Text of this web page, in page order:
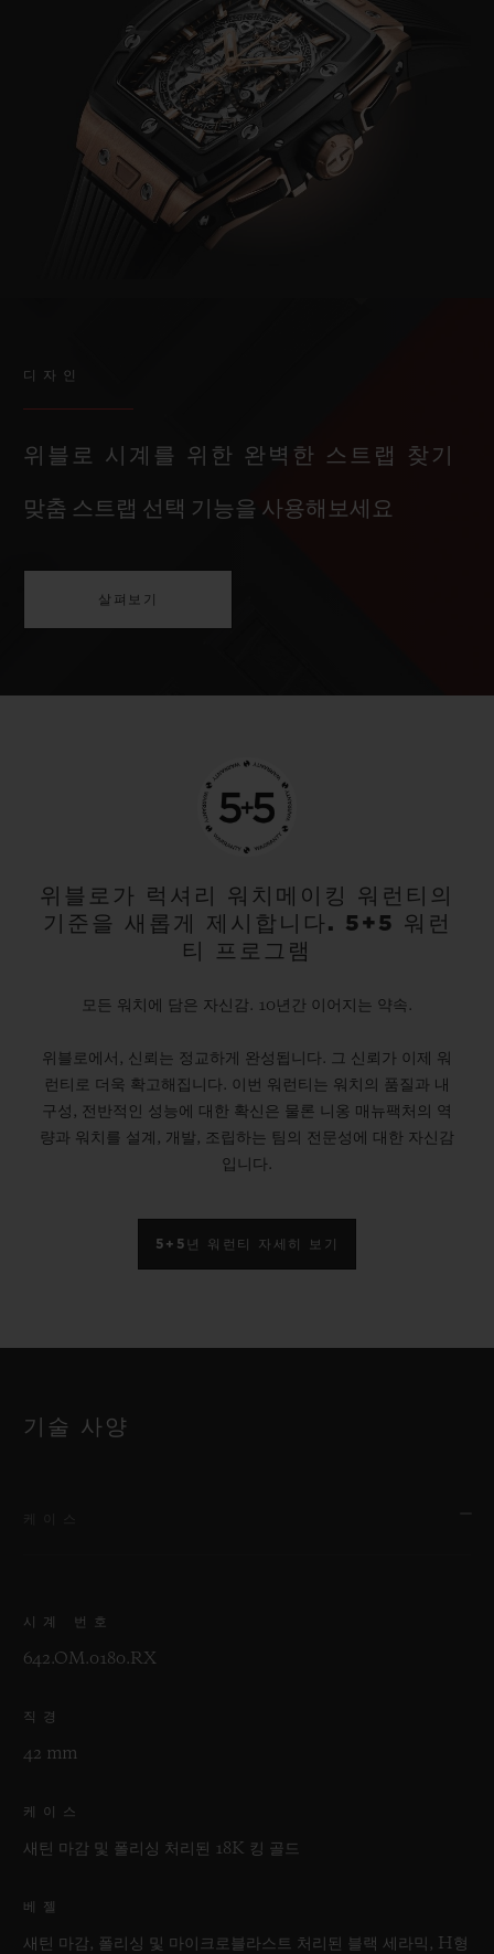
디자인
위블로 시계를 위한 완벽한 스트랩 찾기
맞춤 스트랩 선택 기능을 사용해보세요
살펴보기
위블로가 럭셔리 워치메이킹 워런티의
기준을 새롭게 제시합니다. 5+5 워런
티 프로그램
모든 워치에 담은 자신감. 10년간 이어지는 약속.
위블로에서, 신뢰는 정교하게 완성됩니다. 그 신뢰가 이제 워
런티로 더욱 확고해집니다. 이번 워런티는 워치의 품질과 내
구성, 전반적인 성능에 대한 확신은 물론 니옹 매뉴팩처의 역
량과 워치를 설계, 개발, 조립하는 팀의 전문성에 대한 자신감
입니다.
5+5년 워런티 자세히 보기
기술 사양
시계 번호
642.OM.0180.RX
직경
42 mm
케이스
새틴 마감 및 폴리싱 처리된 18K 킹 골드
베젤
새틴 마감, 폴리싱 및 마이크로블라스트 처리된 블랙 세라믹, H형